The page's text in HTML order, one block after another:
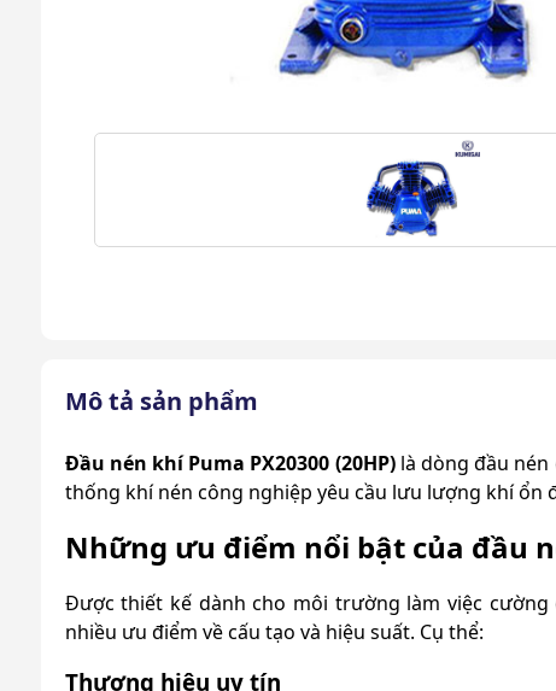
Mô tả sản phẩm
Đầu nén khí Puma PX20300 (20HP)là dòng đầu nén
thống khí nén công nghiệp yêu cầu lưu lượng khí ổn
Những ưu điểm nổi bật của đầu
Được thiết kế dành cho môi trường làm việc cường
nhiều ưu điểm về cấu tạo và hiệu suất. Cụ thể:
Thương hiệu uy tín